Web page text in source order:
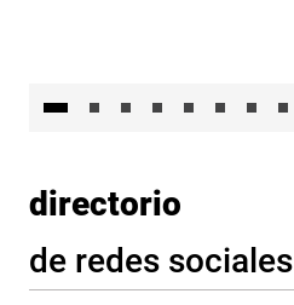
directorio
de redes sociales